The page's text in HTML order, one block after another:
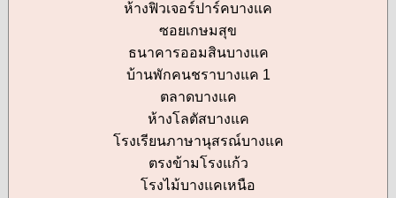
ห้างฟิวเจอร์ปาร์คบางแค
ซอยเกษมสุข
ธนาคารออมสินบางแค
บ้านพักคนชราบางแค 1
ตลาดบางแค
ห้างโลตัสบางแค
โรงเรียนภาษานุสรณ์บางแค
ตรงข้ามโรงแก้ว
โรงไม้บางแคเหนือ